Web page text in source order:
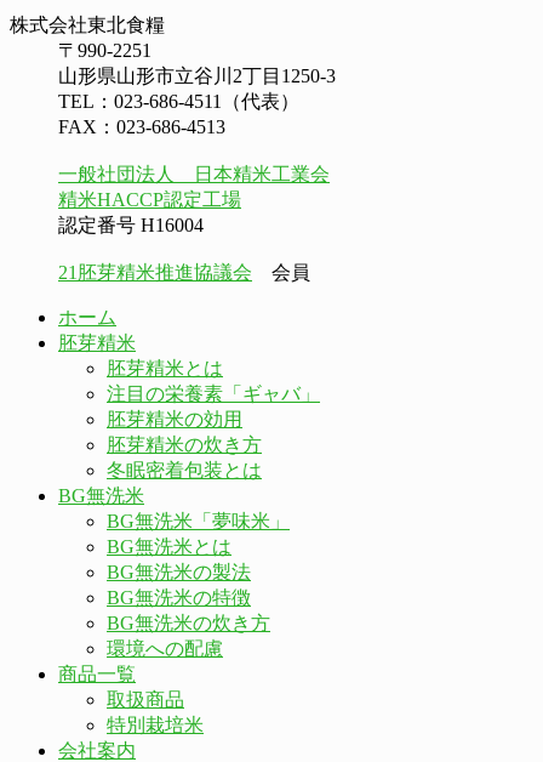
株式会社東北食糧
〒990-2251
山形県山形市立谷川2丁目1250-3
TEL：023-686-4511（代表）
FAX：023-686-4513
一般社団法人 日本精米工業会
精米HACCP認定工場
認定番号 H16004
21胚芽精米推進協議会 会員
ホーム
胚芽精米
胚芽精米とは
注目の栄養素「ギャバ」
胚芽精米の効用
胚芽精米の炊き方
冬眠密着包装とは
BG無洗米
BG無洗米「夢味米」
BG無洗米とは
BG無洗米の製法
BG無洗米の特徴
BG無洗米の炊き方
環境への配慮
商品一覧
取扱商品
特別栽培米
会社案内